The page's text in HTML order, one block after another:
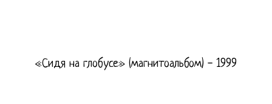
«Сидя на глобусе» (магнитоальбом) - 1999